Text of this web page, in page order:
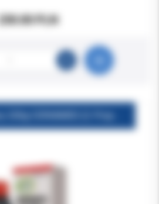
230.00 PLN